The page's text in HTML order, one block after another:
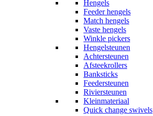
Hengels
Feeder hengels
Match hengels
Vaste hengels
Winkle pickers
Hengelsteunen
Achtersteunen
Afsteekrollers
Banksticks
Feedersteunen
Riviersteunen
Kleinmateriaal
Quick change swivels